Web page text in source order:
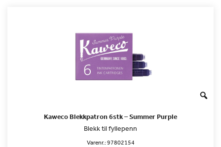
Kaweco Blekkpatron 6stk – Summer Purple
Blekk til fyllepenn
Varenr.:97802154